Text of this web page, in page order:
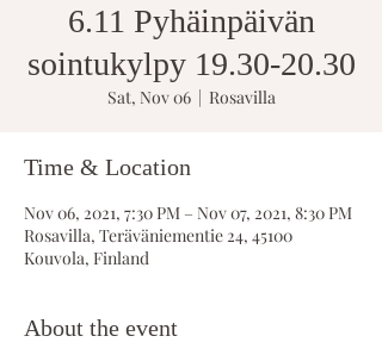
6.11 Pyhäinpäivän
sointukylpy 19.30-20.30
Sat, Nov 06
  |
Rosavilla
Time & Location
Nov 06, 2021, 7:30 PM – Nov 07, 2021, 8:30 PM
Rosavilla, Teräväniementie 24, 45100
Kouvola, Finland
About the event